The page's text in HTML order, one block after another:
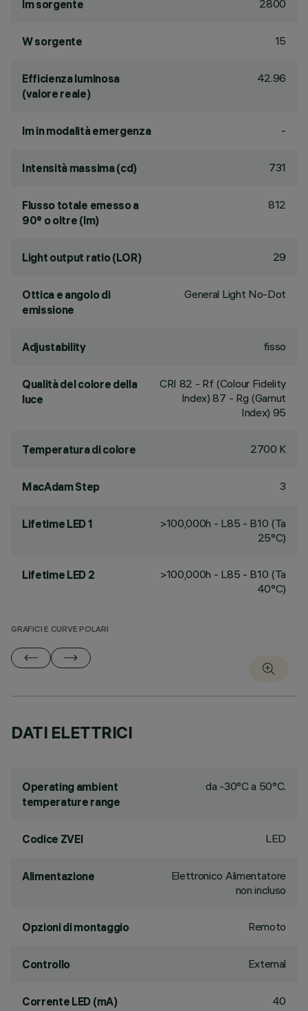
lm sorgente 2800
W sorgente 15
Efficienza luminosa
(valore reale)
42.96
lm in modalità emergenza -
Intensità massima (cd) 731
Flusso totale emesso a
90° o oltre (lm)
812
Light output ratio (LOR) 29
Ottica e angolo di
emissione
General Light No-Dot
Adjustability fisso
Qualità del colore della
luce
CRI 82 - Rf (Colour Fidelity
Index) 87 - Rg (Gamut
Index) 95
Temperatura di colore 2700 K
MacAdam Step 3
Lifetime LED 1
>100,000h - L85 - B10 (Ta
25°C)
Lifetime LED 2
>100,000h - L85 - B10 (Ta
40°C)
GRAFICI E CURVE POLARI
DATI ELETTRICI
Operating ambient
temperature range
da -30°C a 50°C.
Codice ZVEI LED
Alimentazione
Elettronico Alimentatore
non incluso
Opzioni di montaggio Remoto
Controllo External
Corrente LED (mA) 40